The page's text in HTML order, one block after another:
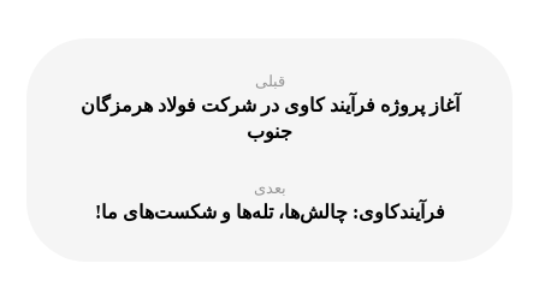
قبلی
آغاز پروژه فرآیند کاوی در شرکت فولاد هرمزگان
جنوب
بعدی
فرآیندکاوی: چالش‌ها، تله‌ها و شکست‌های ما!